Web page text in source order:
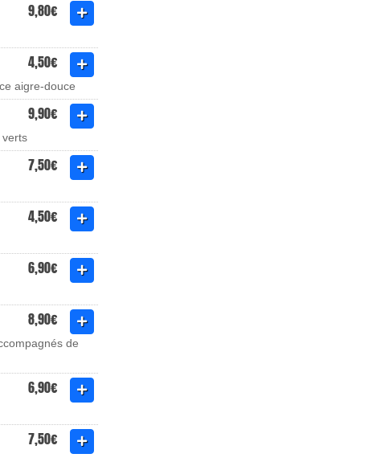
9,80€
4,50€
aigre-douce
9,90€
verts
7,50€
4,50€
6,90€
8,90€
de
6,90€
7,50€